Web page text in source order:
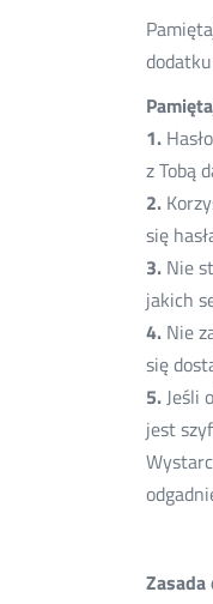
1.
z Tobą
2.
się
3. Nie
jakich
4. Nie
się
5.Jeśli
jest